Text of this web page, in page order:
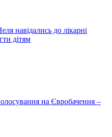
навідались до лікарні
дітям
на Євробачення –